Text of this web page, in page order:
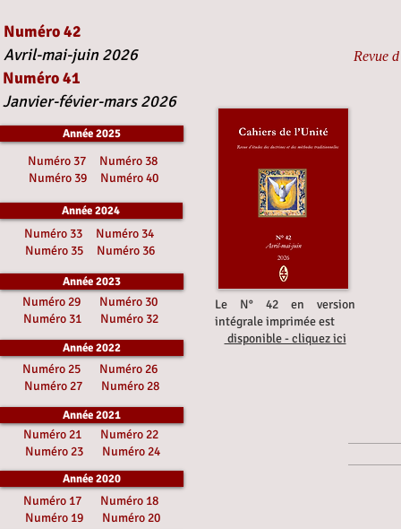
Revue
Le N° 42 en version
intégrale imprimée est
disponible - cliquez ici
Numéro 42
Avril-mai-juin 2026
Numéro 41
Janvier-févier-mars 2026
Année 2025
Numéro 37
Numéro 38
Numéro 39
Numéro 40
Année 2024
Numéro 33
Numéro 34
Numéro 35
Numéro 36
Année 2023
Numéro 29
Numéro 30
Numéro 31
Numéro 32
Année 2022
Numéro 25
Numéro 26
Numéro 27
Numéro 28
Année 2021
Numéro 21
Numéro 22
Numéro 23
Numéro 24
Année 2020
Numéro 17 Numéro 18
Numéro 19 Numéro 20